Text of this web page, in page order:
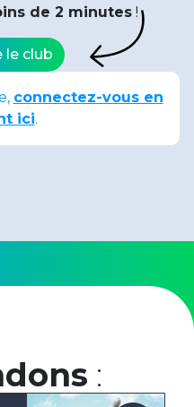
de 2 minutes!
le club
connectez-vous en
ici.
: